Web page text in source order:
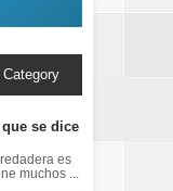
Category
se dice
es
muchos ...